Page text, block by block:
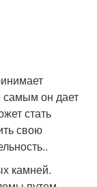
самым он дает
стать
свою
камней.